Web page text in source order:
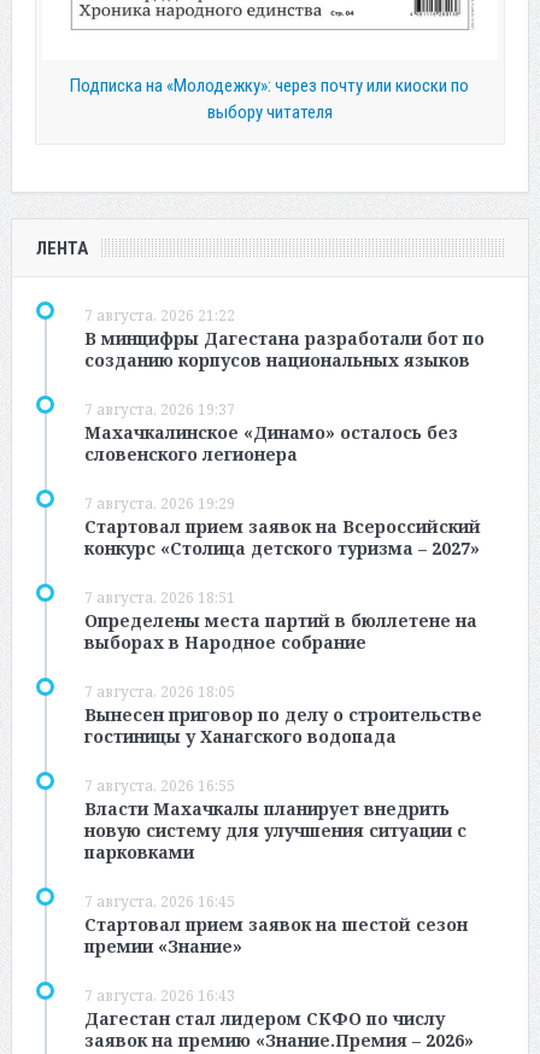
Подписка на «Молодежку»: через почту или киоски по
выбору читателя
ЛЕНТА
7 августа, 2026 21:22
В минцифры Дагестана разработали бот по
созданию корпусов национальных языков
7 августа, 2026 19:37
Махачкалинское «Динамо» осталось без
словенского легионера
7 августа, 2026 19:29
Стартовал прием заявок на Всероссийский
конкурс «Столица детского туризма – 2027»
7 августа, 2026 18:51
Определены места партий в бюллетене на
выборах в Народное собрание
7 августа, 2026 18:05
Вынесен приговор по делу о строительстве
гостиницы у Ханагского водопада
7 августа, 2026 16:55
Власти Махачкалы планирует внедрить
новую систему для улучшения ситуации с
парковками
7 августа, 2026 16:45
Стартовал прием заявок на шестой сезон
премии «Знание»
7 августа, 2026 16:43
Дагестан стал лидером СКФО по числу
заявок на премию «Знание.Премия – 2026»